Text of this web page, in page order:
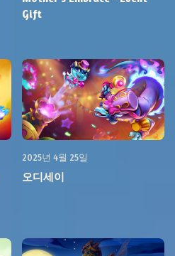
Gift
2025년 4월 25일
오디세이